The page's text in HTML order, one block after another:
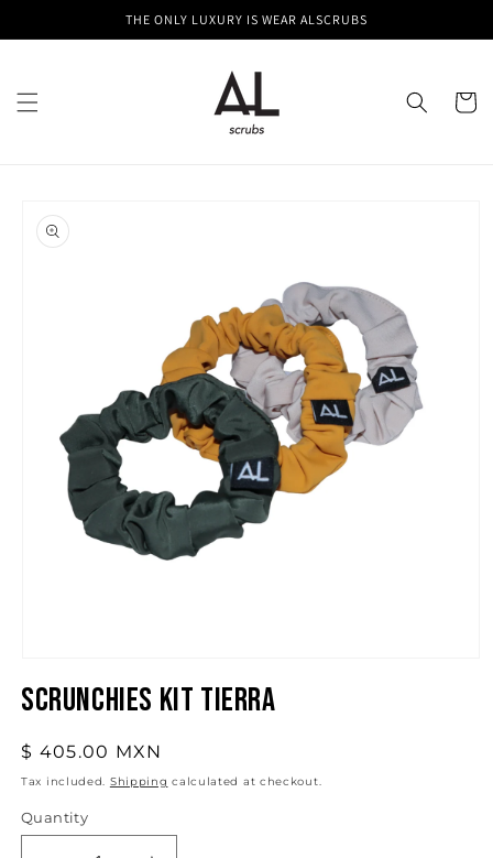
THE ONLY LUXURY IS WEAR ALSCRUBS
Cart
product
information
1
in
Scrunchies Kit Tierra
Regular
price
$ 405.00 MXN
Tax included. Shipping calculated at checkout.
Quantity